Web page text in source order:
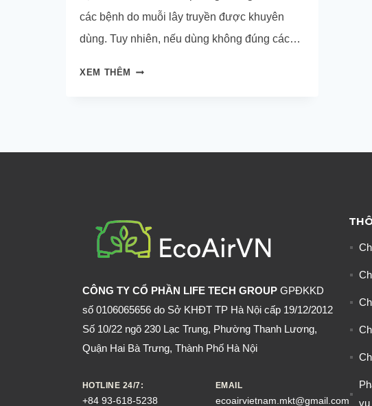
các bệnh do muỗi lây truyền được khuyên
dùng. Tuy nhiên, nếu dùng không đúng cách,
XEM THÊM
XỊT
THÌ
CÔNG TY CỔ PHẦN LIFE TECH GROUP GPĐKKD
số 0106065656 do Sở KHĐT TP Hà Nội cấp 19/12/2012
Số 10/22 ngõ 230 Lạc Trung, Phường Thanh Lương,
Quận Hai Bà Trưng, Thành Phố Hà Nội
HOTLINE 24/7:
+84 93-618-5238
EMAIL
ecoairvietnam.mkt@gmail.com
vụ